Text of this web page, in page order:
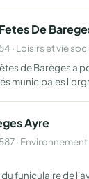
De
· Loisirs et vie
de Barèges a
municipales
Ayre
·
funiculaire de